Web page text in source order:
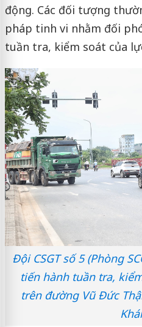
động. Các đối tượng
pháp tinh vi nhằm đối
tuần tra, kiểm soát của
Đội CSGT số 5 (Phòng
tiến hành tuần tra,
trên đường Vũ Đức